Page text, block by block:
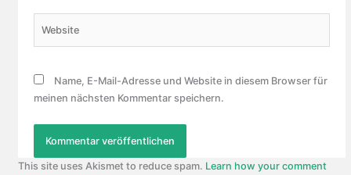
Name, E-Mail-Adresse und Website in diesem Browser für
meinen nächsten Kommentar speichern.
This site uses Akismet to reduce spam. Learn how your comment